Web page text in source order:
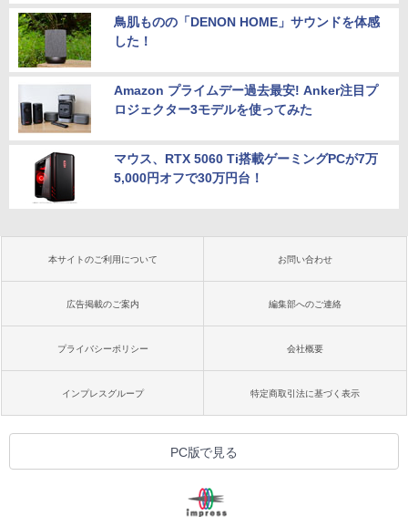
鳥肌ものの「DENON HOME」サウンドを体感
した！
Amazon プライムデー過去最安! Anker注目プ
ロジェクター3モデルを使ってみた
マウス、RTX 5060 Ti搭載ゲーミングPCが7万
5,000円オフで30万円台！
本サイトのご利用について お問い合わせ
広告掲載のご案内 編集部へのご連絡
プライバシーポリシー 会社概要
インプレスグループ 特定商取引法に基づく表示
PC版で見る